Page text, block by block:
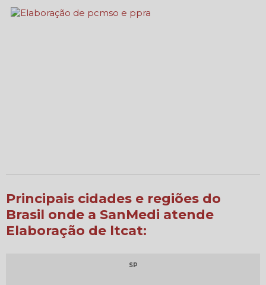
Principais cidades e regiões do
Brasil onde a SanMedi atende
Elaboração de ltcat:
SP